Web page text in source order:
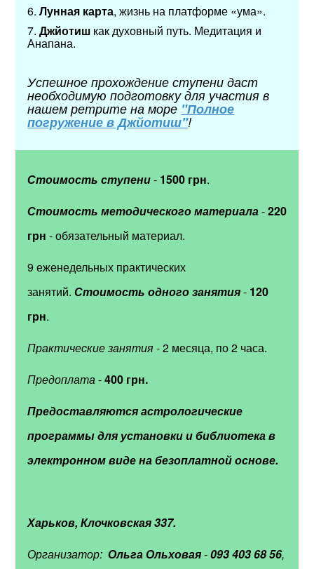
6.​Лунная карта, жизнь на платформе «ума».
7.​Джйотиш как духовный путь. Медитация и
Анапана.
Успешное прохождение ступени даст
необходимую подготовку для участия в
нашем ретрите на море "Полное
погружение в Джйотиш"!
Стоимость ступени- 1500 грн.
Стоимость методического материала-220
грн - обязательный материал.
9 еженедельных практических
занятий.Стоимость одного занятия- 120
грн.
Практические занятия- 2 месяца, по 2 часа.
Предоплата-400 грн.
Предоставляются астрологические
программы для установки и библиотека в
электронном виде на безоплатной основе.
Харьков, Клочковская 337.
Организатор:Ольга Ольховая-093 403 68 56,